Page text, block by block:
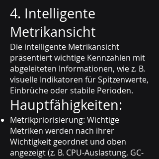
4. Intelligente
Metrikansicht
Die intelligente Metrikansicht
präsentiert wichtige Kennzahlen mit
abgeleiteten Informationen, wie z. B.
visuelle Indikatoren für Spitzenwerte,
Einbrüche oder stabile Perioden.
Hauptfähigkeiten:
Metrikpriorisierung: Wichtige
Metriken werden nach ihrer
Wichtigkeit geordnet und oben
angezeigt (z. B. CPU-Auslastung, GC-